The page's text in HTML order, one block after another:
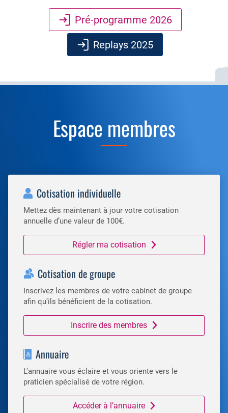
Pré-programme 2026
Replays 2025
Espace membres
Cotisation individuelle
Mettez dès maintenant à jour votre cotisation
annuelle d’une valeur de 100€.
Régler ma cotisation
Cotisation de groupe
Inscrivez les membres de votre cabinet de groupe
afin qu’ils bénéficient de la cotisation.
Inscrire des membres
Annuaire
L’annuaire vous éclaire et vous oriente vers le
praticien spécialisé de votre région.
Accéder à l’annuaire